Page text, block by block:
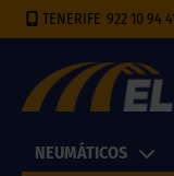
TENERIFE 922 10 94
NEUMÁTICOS